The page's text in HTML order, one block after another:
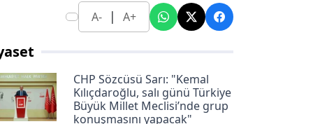
A- | A+
CHP Sözcüsü Sarı: "Kemal
Kılıçdaroğlu, salı günü Türkiye
Büyük Millet Meclisi’nde grup
konuşmasını yapacak"